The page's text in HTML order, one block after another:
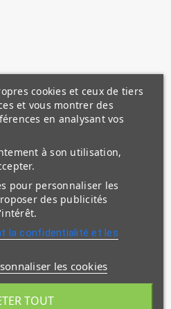
cookies et ceux de tiers
et vous montrer des
en analysant vos
à son utilisation,
pour personnaliser les
des publicités
la confidentialité et les
les cookies
TOUT